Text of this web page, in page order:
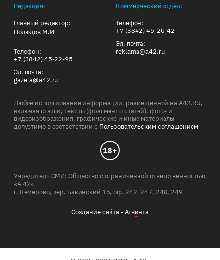
Редакция:
Главный редактор:
Полюдов М.И.
Телефон:
+7 (3842) 45-22-95
Эл. почта:
gazeta@a42.ru
Коммерческий отдел:
Телефон:
+7 (3842) 45-20-42
Эл. почта:
reklama@a42.ru
Любое использование информации, размещенной на A42.RU,
включая статьи, тексты (фрагменты статей), фото- и
видеоизображения, графические и иные материалы
допустимо в соответствии с Пользовательским соглашением
18+
Учредитель СМИ: Общество с ограниченной ответственностью
«А 42»
г. Кемерово, пер. Бакинский 15, оф. 242, 247, 248, 249
Создание сайта -Атвинта